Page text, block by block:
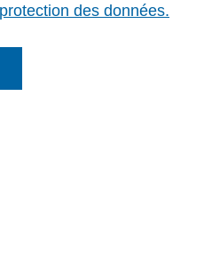
des données.